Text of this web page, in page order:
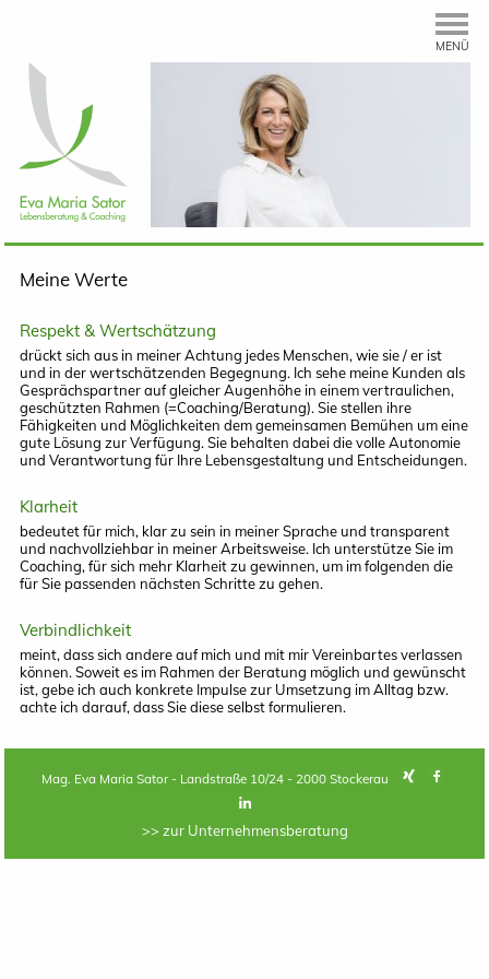
MENÜ
Meine Werte
Respekt & Wertschätzung
drückt sich aus in meiner Achtung jedes Menschen, wie sie / er ist
und in der wertschätzenden Begegnung. Ich sehe meine Kunden als
Gesprächspartner auf gleicher Augenhöhe in einem vertraulichen,
geschützten Rahmen (=Coaching/Beratung). Sie stellen ihre
Fähigkeiten und Möglichkeiten dem gemeinsamen Bemühen um eine
gute Lösung zur Verfügung. Sie behalten dabei die volle Autonomie
und Verantwortung für Ihre Lebensgestaltung und Entscheidungen.
Klarheit
bedeutet für mich, klar zu sein in meiner Sprache und transparent
und nachvollziehbar in meiner Arbeitsweise. Ich unterstütze Sie im
Coaching, für sich mehr Klarheit zu gewinnen, um im folgenden die
für Sie passenden nächsten Schritte zu gehen.
Verbindlichkeit
meint, dass sich andere auf mich und mit mir Vereinbartes verlassen
können. Soweit es im Rahmen der Beratung möglich und gewünscht
ist, gebe ich auch konkrete Impulse zur Umsetzung im Alltag bzw.
achte ich darauf, dass Sie diese selbst formulieren.
Mag. Eva Maria Sator - Landstraße 10/24 - 2000 Stockerau
>> zur Unternehmensberatung